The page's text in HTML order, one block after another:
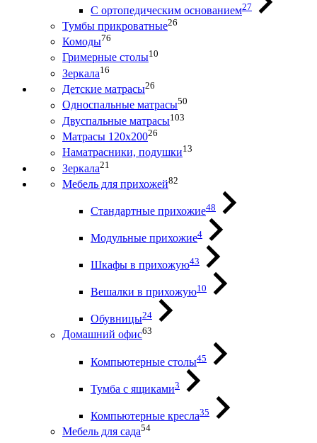
С ортопедическим основанием27
Тумбы прикроватные26
Комоды76
Гримерные столы10
Зеркала16
Детские матрасы26
Односпальные матрасы50
Двуспальные матрасы103
Матрасы 120х20026
Наматрасники, подушки13
Зеркала21
Мебель для прихожей82
Стандартные прихожие48
Модульные прихожие4
Шкафы в прихожую43
Вешалки в прихожую10
Обувницы24
Домашний офис63
Компьютерные столы45
Тумба с ящиками3
Компьютерные кресла35
Мебель для сада54